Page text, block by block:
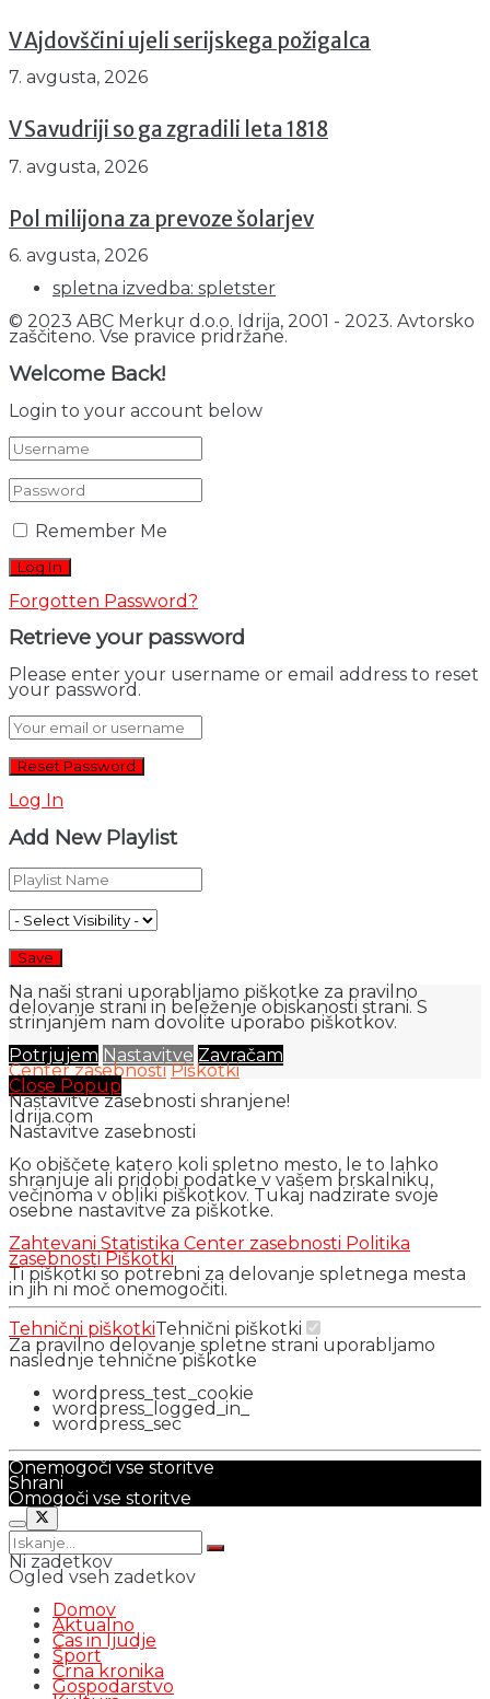
V Ajdovščini ujeli serijskega požigalca
7. avgusta, 2026
V Savudriji so ga zgradili leta 1818
7. avgusta, 2026
Pol milijona za prevoze šolarjev
6. avgusta, 2026
spletna izvedba: spletster
© 2023 ABC Merkur d.o.o. Idrija, 2001 - 2023. Avtorsko
zaščiteno. Vse pravice pridržane.
Welcome Back!
Login to your account below
Remember Me
Forgotten Password?
Retrieve your password
Please enter your username or email address to reset
your password.
Log In
Add New Playlist
Na naši strani uporabljamo piškotke za pravilno
delovanje strani in beleženje obiskanosti strani. S
strinjanjem nam dovolite uporabo piškotkov.
Potrjujem Nastavitve Zavračam
Center zasebnosti Piškotki
Close Popup
Nastavitve zasebnosti shranjene!
Idrija.com
Nastavitve zasebnosti
Ko obiščete katero koli spletno mesto, le to lahko
shranjuje ali pridobi podatke v vašem brskalniku,
večinoma v obliki piškotkov. Tukaj nadzirate svoje
osebne nastavitve za piškotke.
Zahtevani Statistika Center zasebnosti Politika
zasebnostiPiškotki
Ti piškotki so potrebni za delovanje spletnega mesta
in jih ni moč onemogočiti.
Tehnični piškotkiTehnični piškotki
Za pravilno delovanje spletne strani uporabljamo
naslednje tehnične piškotke
wordpress_test_cookie
wordpress_logged_in_
wordpress_sec
Onemogoči vse storitve
Shrani
Omogoči vse storitve
Ni zadetkov
Ogled vseh zadetkov
Domov
Aktualno
Čas in ljudje
Šport
Črna kronika
Gospodarstvo